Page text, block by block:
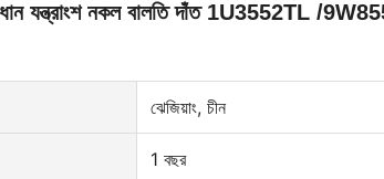
যন্ত্রাংশ নকল বালতি দাঁত 1U3552TL /
ঝেজিয়াং, চীন
1 বছর